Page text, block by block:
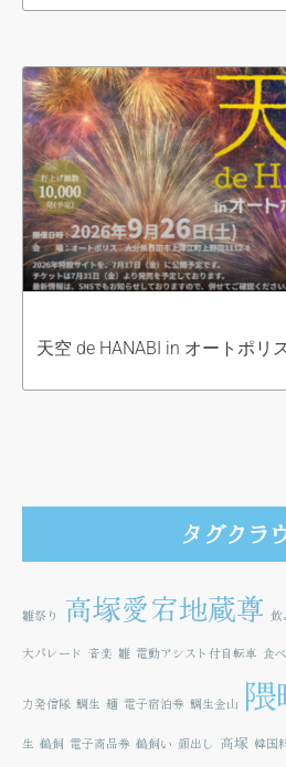
天空 de HANABI in オートポリス
タグクラ
雛祭り 高塚愛宕地蔵尊 飲
大パレード 音楽 雛 電動アシスト付自転車 食
力発信隊 鯛生 麺 電子宿泊券 鯛生金山
生 鵜飼 電子商品券 鵜飼い 顔出し 高塚 韓国